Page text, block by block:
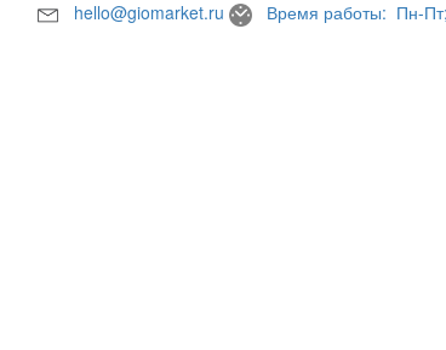
hello@giomarket.ru Время работы: Пн-